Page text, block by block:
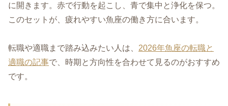
に開きます。赤で行動を起こし、青で集中と浄化を保つ。
このセットが、疲れやすい魚座の働き方に合います。
転職や適職まで踏み込みたい人は、 2026年魚座の転職と
適職の記事で、時期と方向性を合わせて見るのがおすすめ
です。